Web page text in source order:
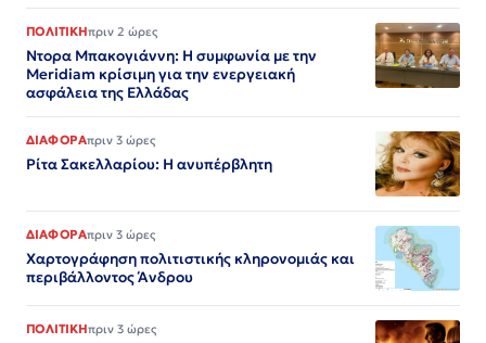
ΠΟΛΙΤΙΚΗπριν 2 ώρες
Ντορα Μπακογιάννη: Η συμφωνία με την
Meridiam κρίσιμη για την ενεργειακή
ασφάλεια της Ελλάδας
ΔΙΑΦΟΡΑπριν 3 ώρες
Ρίτα Σακελλαρίου: Η ανυπέρβλητη
ΔΙΑΦΟΡΑπριν 3 ώρες
Χαρτογράφηση πολιτιστικής κληρονομιάς και
περιβάλλοντος Άνδρου
ΠΟΛΙΤΙΚΗπριν 3 ώρες